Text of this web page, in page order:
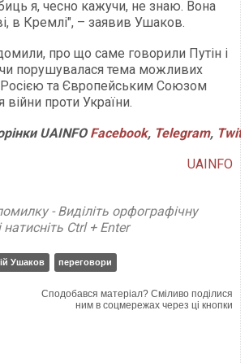
я, чесно кажучи, не знаю. Вона
в Кремлі", – заявив Ушаков.
про що саме говорили Путін і
порушувалася тема можливих
та Європейським Союзом
проти України.
UAINFO Facebook, Telegram,
UAINFO
- Виділіть орфографічну
Ctrl + Enter
Ушаков переговори
Сподобався матеріал? Сміливо поділися
ним в соцмережах через ці кнопки